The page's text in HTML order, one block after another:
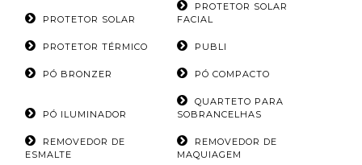
PROTETOR SOLAR
PROTETOR SOLAR
FACIAL
PROTETOR TÉRMICO PUBLI
PÓ BRONZER PÓ COMPACTO
PÓ ILUMINADOR
QUARTETO PARA
SOBRANCELHAS
REMOVEDOR DE
ESMALTE
REMOVEDOR DE
MAQUIAGEM